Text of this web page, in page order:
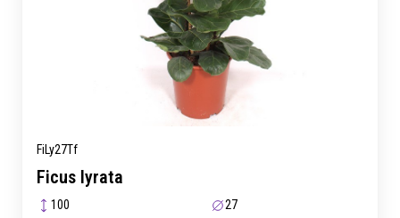
FiLy27Tf
Ficus lyrata
100 27